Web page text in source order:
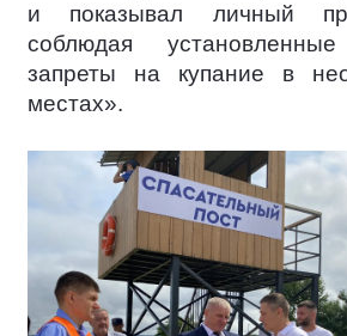
и показывал личный
соблюдая
запреты на купание в
местах».